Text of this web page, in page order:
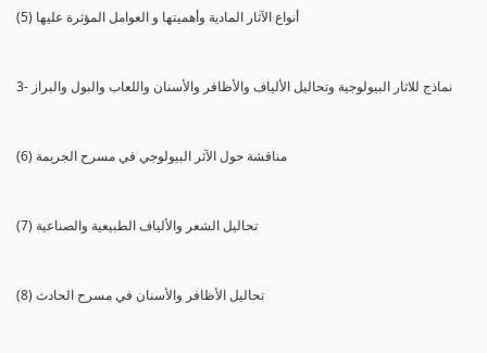
(5) أنواع الآثار المادية وأهميتها و العوامل المؤثرة عليها
3- نماذج للاثار البيولوجية وتحاليل الألياف والأظافر والأسنان واللعاب والبول والبراز
(6) مناقشة حول الآثر البيولوجي في مسرح الجريمة
(7) تحاليل الشعر والألياف الطبيعية والصناعية
(8) تحاليل الأظافر والأسنان في مسرح الحادث